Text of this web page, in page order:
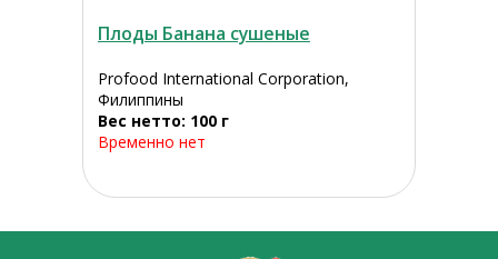
Плоды Банана сушеные
Profood International Corporation,
Филиппины
Вес нетто: 100 г
Временно нет